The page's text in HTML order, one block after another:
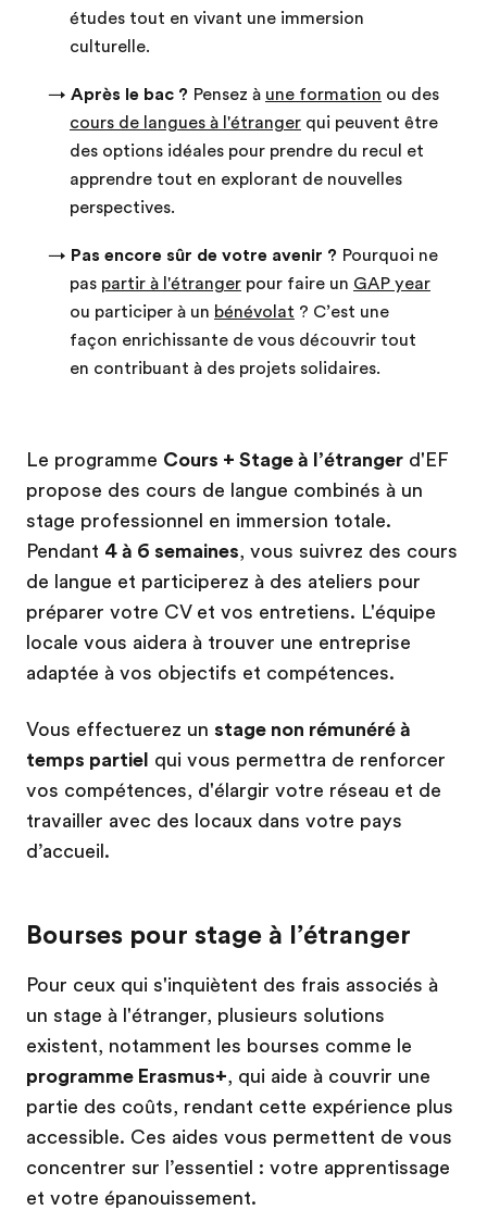
études tout en vivant une immersion
culturelle.
→ Après le bac ? Pensez à une formation ou des
cours de langues à l'étranger qui peuvent être
des options idéales pour prendre du recul et
apprendre tout en explorant de nouvelles
perspectives.
→ Pas encore sûr de votre avenir ? Pourquoi ne
pas partir à l'étranger pour faire un GAP year
ou participer à un bénévolat ? C’est une
façon enrichissante de vous découvrir tout
en contribuant à des projets solidaires.
Le programme Cours + Stage à l’étranger d'EF
propose des cours de langue combinés à un
stage professionnel en immersion totale.
Pendant 4 à 6 semaines, vous suivrez des cours
de langue et participerez à des ateliers pour
préparer votre CV et vos entretiens. L'équipe
locale vous aidera à trouver une entreprise
adaptée à vos objectifs et compétences.
Vous effectuerez un stage non rémunéré à
temps partiel qui vous permettra de renforcer
vos compétences, d'élargir votre réseau et de
travailler avec des locaux dans votre pays
d’accueil.
Bourses pour stage à l’étranger
Pour ceux qui s'inquiètent des frais associés à
un stage à l'étranger, plusieurs solutions
existent, notamment les bourses comme le
programme Erasmus+, qui aide à couvrir une
partie des coûts, rendant cette expérience plus
accessible. Ces aides vous permettent de vous
concentrer sur l’essentiel : votre apprentissage
et votre épanouissement.